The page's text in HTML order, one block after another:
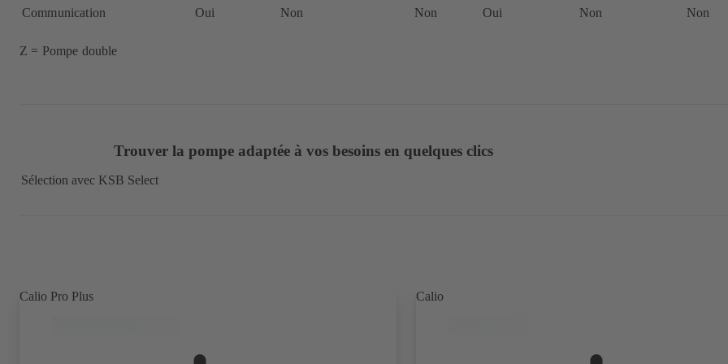
Communication Oui Non Non Oui Non Non
Z = Pompe double
Trouver la pompe adaptée à vos besoins en quelques clics
Sélection avec KSB Select
Calio Pro Plus Calio